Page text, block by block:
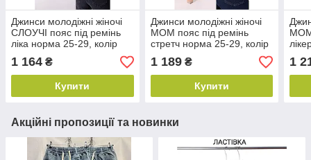
Джинси молодіжні жіночі
СЛОУЧІ пояс під ремінь
ліка норма 25-29, колір
чорний
1 164 ₴
Купити
Джинси молодіжні жіночі
МОМ пояс під ремінь
стретч норма 25-29, колір
синій
1 189₴
Купити
МОМ
1
Акційні пропозиції та новинки